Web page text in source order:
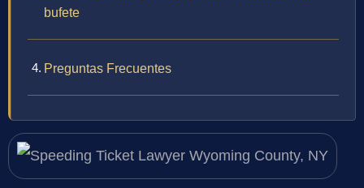
bufete
Preguntas Frecuentes